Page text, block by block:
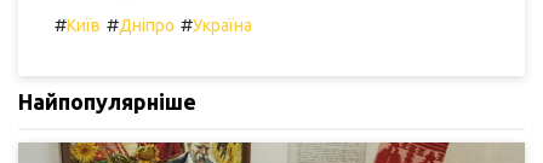
#Київ #Дніпро #Україна
Найпопулярніше